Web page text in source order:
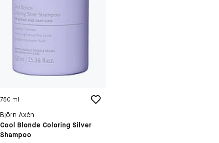
750 ml
Björn Axén
Cool Blonde Coloring Silver
Shampoo